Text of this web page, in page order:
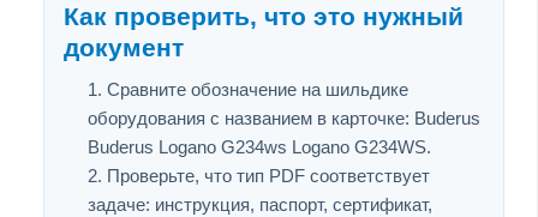
Как проверить, что это нужный
документ
Сравните обозначение на шильдике
оборудования с названием в карточке: Buderus
Buderus Logano G234ws Logano G234WS.
Проверьте, что тип PDF соответствует
задаче: инструкция, паспорт, сертификат,